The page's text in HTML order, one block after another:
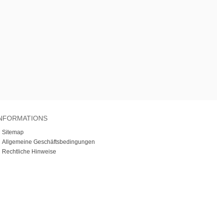
Sitemap
Allgemeine Geschäftsbedingungen
Rechtliche Hinweise